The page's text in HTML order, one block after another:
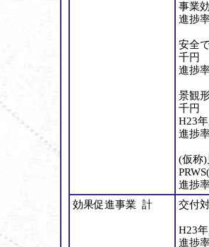
事業
進捗
安全
千円
進捗
景観
千円
H23
進捗
(仮称)
進捗
効果促進事業 計
交付
H23
進捗